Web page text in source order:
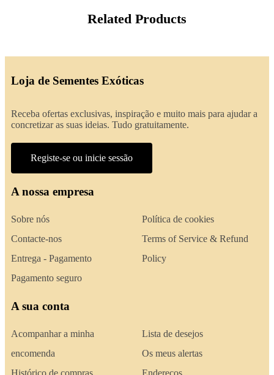
Related Products
Loja de Sementes Exóticas
Receba ofertas exclusivas, inspiração e muito mais para ajudar a
concretizar as suas ideias. Tudo gratuitamente.
Registe-se ou inicie sessão
A nossa empresa
Sobre nós
Contacte-nos
Entrega - Pagamento
Pagamento seguro
Política de cookies
Terms of Service & Refund
Policy
A sua conta
Acompanhar a minha
encomenda
Lista de desejos
Os meus alertas